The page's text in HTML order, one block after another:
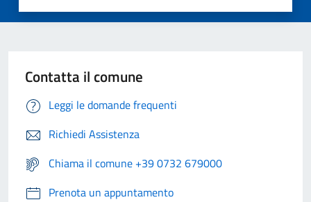
Contatta il comune
Leggi le domande frequenti
Richiedi Assistenza
Chiama il comune +39 0732 679000
Prenota un appuntamento